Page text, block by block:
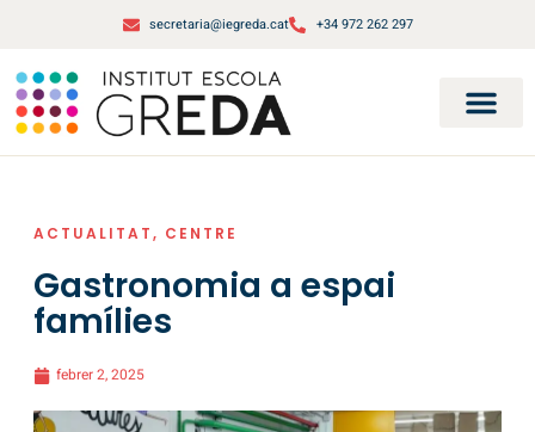
secretaria@iegreda.cat +34 972 262 297
ACTUALITAT, CENTRE
Gastronomia a espai
famílies
febrer 2, 2025